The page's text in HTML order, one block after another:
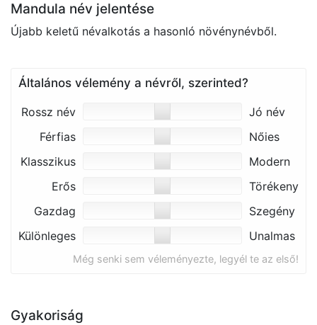
Mandula név jelentése
Újabb keletű névalkotás a hasonló növénynévből.
Általános vélemény a névről, szerinted?
Rossz név
Jó név
Férfias
Nőies
Klasszikus
Modern
Erős
Törékeny
Gazdag
Szegény
Különleges
Unalmas
Még senki sem véleményezte, legyél te az első!
Gyakoriság